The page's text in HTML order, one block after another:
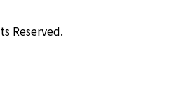
Reserved.